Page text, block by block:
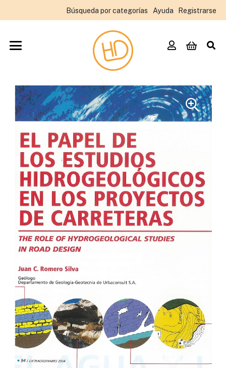
Búsqueda por categorías Ayuda Registrarse